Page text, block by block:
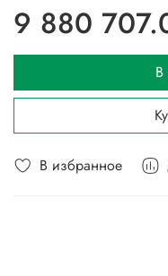
В избранное
9 880
В